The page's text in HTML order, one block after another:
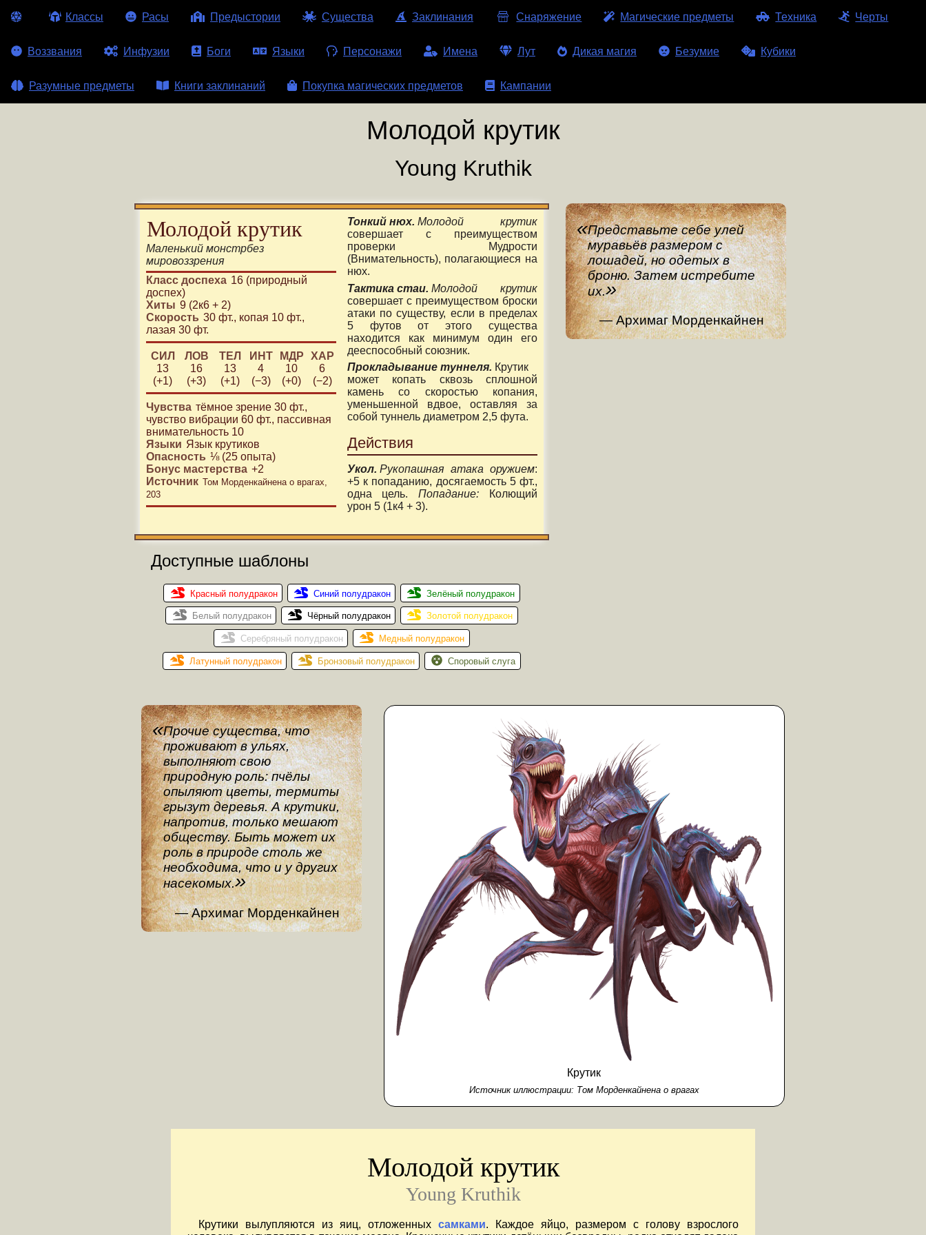
Классы Расы Предыстории Существа Заклинания Снаряжение Магические предметы Техника Черты
Воззвания Инфузии Боги Языки Персонажи Имена Лут Дикая магия Безумие Кубики
Разумные предметы Книги заклинаний Покупка магических предметов Кампании
Молодой крутик
Young Kruthik
Молодой крутик
Маленький монстрбез
мировоззрения
Класс доспеха 16 (природный
доспех)
Хиты 9 (2к6 + 2)
Скорость 30 фт., копая 10 фт.,
лазая 30 фт.
СИЛ
13
(+1)
ЛОВ
16
(+3)
ТЕЛ
13
(+1)
ИНТ
4
(−3)
МДР
10
(+0)
ХАР
6
(−2)
Чувства тёмное зрение 30 фт.,
чувство вибрации 60 фт., пассивная
внимательность 10
Языки Язык крутиков
Опасность ⅛(25опыта)
Бонус мастерства +2
Источник Том Морденкайнена о врагах,
203
Тонкий нюх. Молодой крутик
совершает с преимуществом
проверки Мудрости
(Внимательность), полагающиеся на
нюх.
Тактика стаи. Молодой крутик
совершает с преимуществом броски
атаки по существу, если в пределах
5 футов от этого существа
находится как минимум один его
дееспособный союзник.
Прокладывание туннеля. Крутик
может копать сквозь сплошной
камень со скоростью копания,
уменьшенной вдвое, оставляя за
собой туннель диаметром 2,5 фута.
Действия
Укол. Рукопашная атака оружием:
+5 к попаданию, досягаемость 5 фт.,
одна цель. Попадание:Колющий
урон 5 (1к4 + 3).
Доступные шаблоны
Красный полудракон Синий полудракон Зелёный полудракон
Белый полудракон Чёрный полудракон Золотой полудракон
Серебряный полудракон Медный полудракон
Латунный полудракон Бронзовый полудракон Споровый слуга
Представьте себе улей
муравьёв размером с
лошадей, но одетых в
броню. Затем истребите
их.
Архимаг Морденкайнен
Прочие существа, что
проживают в ульях,
выполняют свою
природную роль: пчёлы
опыляют цветы, термиты
грызут деревья. А крутики,
напротив, только мешают
обществу. Быть может их
роль в природе столь же
необходима, что и у других
насекомых.
Архимаг Морденкайнен
Крутик
Источник иллюстрации: Том Морденкайнена о врагах
Молодой крутик
Young Kruthik
Крутики вылупляются из яиц, отложенных самками. Каждое яйцо, размером с голову взрослого